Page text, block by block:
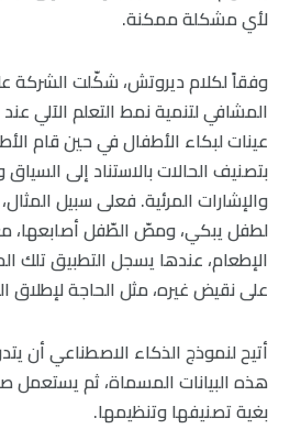
لأي مشكلة ممكنة.
وفقاً لكلام ديروتش، شكّلت الشركة
المشافي لتنمية نمط التعلم الآلي
عينات لبكاء الأطفال في حين قام
بتصنيف الحالات بالاستناد إلى
والإشارات المرئية. فعلى سبيل
لطفل يبكي، ومصّ الطّفل أصابعها،
الإطعام، عندها يسجل التطبيق تلك
على نقيض غيره، مثل الحاجة لإطلاق
أتيح لنموذج الذكاء الاصطناعي أن
هذه البيانات المسماة، ثم يستعمل
بغية تصنيفها وتنظيمها.